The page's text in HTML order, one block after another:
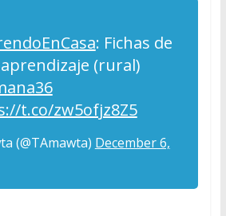
: Fichas de
(rural)
t.co/zw5ofjz8Z5
(@TAmawta) December 6,